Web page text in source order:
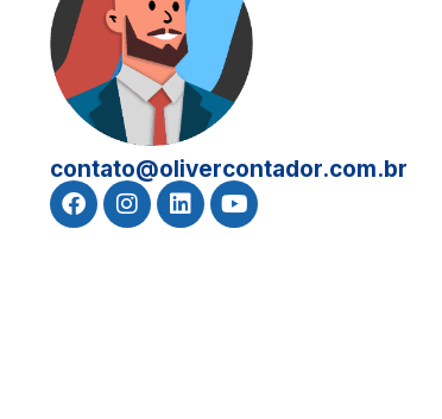
contato@olivercontador.com.br